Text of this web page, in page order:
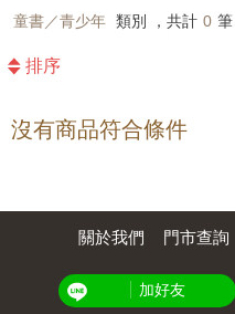
童書／青少年 類別 ，共計 0 筆
排序
沒有商品符合條件
關於我們 門市查詢
加好友